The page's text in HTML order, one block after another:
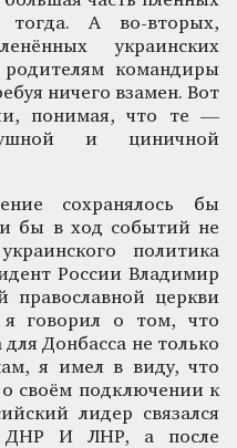
А во-вторых,
украинских
командиры
ничего взамен. Вот
понимая, что те —
и циничной
сохранялось бы
бы в ход событий не
политика
России Владимир
православной церкви
я говорил о том, что
Донбасса не только
я имел в виду, что
своём подключении к
лидер связался
ДНР И ЛНР, а после